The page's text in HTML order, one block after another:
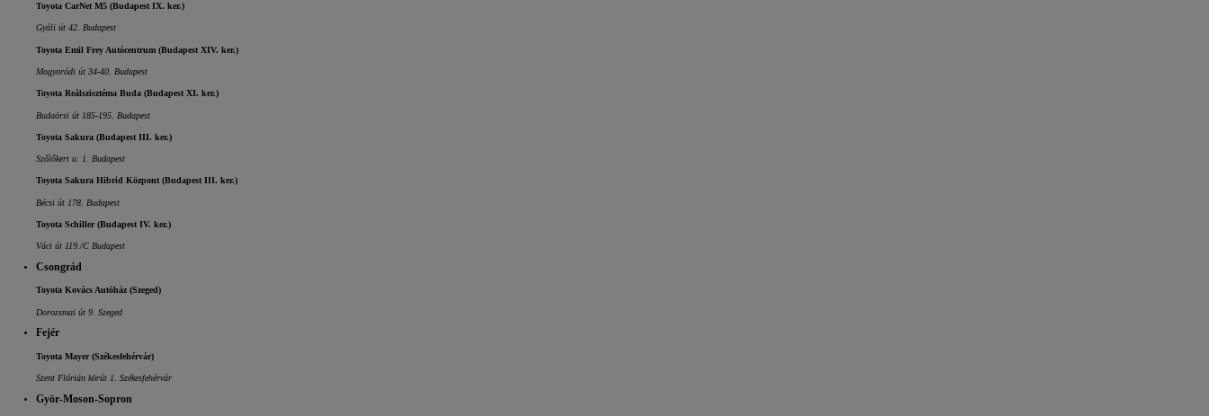
Toyota CarNet M5 (Budapest IX. ker.)
Gyáli út 42. Budapest
Toyota Emil Frey Autócentrum (Budapest XIV. ker.)
Mogyoródi út 34-40. Budapest
Toyota Reálszisztéma Buda (Budapest XI. ker.)
Budaörsi út 185-195. Budapest
Toyota Sakura (Budapest III. ker.)
Szőlőkert u. 1. Budapest
Toyota Sakura Hibrid Központ (Budapest III. ker.)
Bécsi út 178. Budapest
Toyota Schiller (Budapest IV. ker.)
Váci út 119./C Budapest
Csongrád
Toyota Kovács Autóház (Szeged)
Dorozsmai út 9. Szeged
Fejér
Toyota Mayer (Székesfehérvár)
Szent Flórián körút 1. Székesfehérvár
Györ-Moson-Sopron